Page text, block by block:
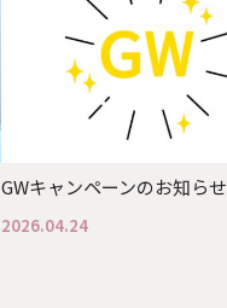
GWキャンペーンのお知らせ
2026.04.24